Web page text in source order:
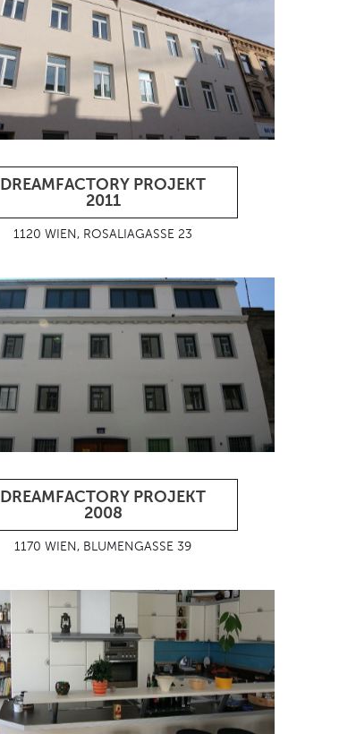
DREAMFACTORY PROJEKT
2011
1120 WIEN, ROSALIAGASSE 23
DREAMFACTORY PROJEKT
2008
1170 WIEN, BLUMENGASSE 39